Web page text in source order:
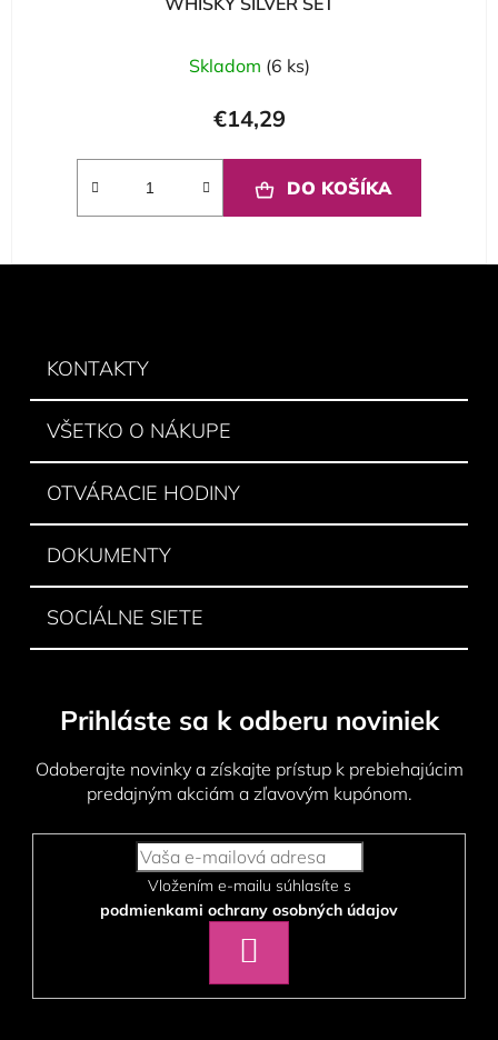
Skladom (6 ks)
€14,29
DO KOŠÍKA
KONTAKTY
VŠETKO O NÁKUPE
OTVÁRACIE HODINY
DOKUMENTY
SOCIÁLNE SIETE
Prihláste sa k odberu noviniek
Odoberajte novinky a získajte prístup k prebiehajúcim
predajným akciám a zľavovým kupónom.
podmienkami ochrany osobných údajov
SA